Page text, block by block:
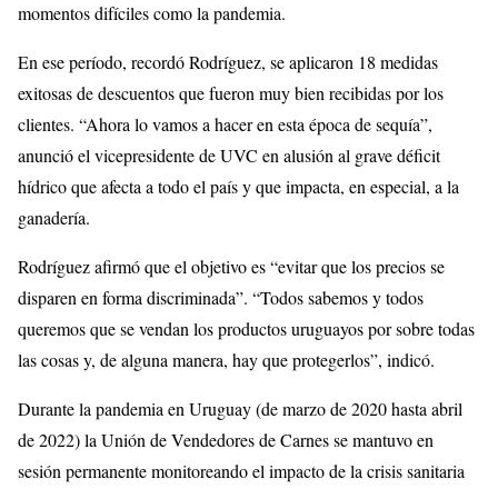
momentos difíciles como la pandemia.
En ese período, recordó Rodríguez, se aplicaron 18 medidas
exitosas de descuentos que fueron muy bien recibidas por los
clientes. “Ahora lo vamos a hacer en esta época de sequía”,
anunció el vicepresidente de UVC en alusión al grave déficit
hídrico que afecta a todo el país y que impacta, en especial, a la
ganadería.
Rodríguez afirmó que el objetivo es “evitar que los precios se
disparen en forma discriminada”. “Todos sabemos y todos
queremos que se vendan los productos uruguayos por sobre todas
las cosas y, de alguna manera, hay que protegerlos”, indicó.
Durante la pandemia en Uruguay (de marzo de 2020 hasta abril
de 2022) la Unión de Vendedores de Carnes se mantuvo en
sesión permanente monitoreando el impacto de la crisis sanitaria